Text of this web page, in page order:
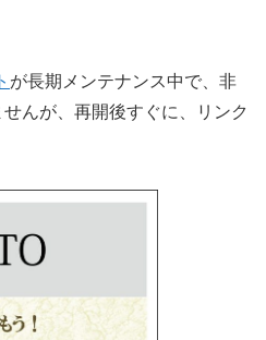
が長期メンテナンス中で、非
んが、再開後すぐに、リンク